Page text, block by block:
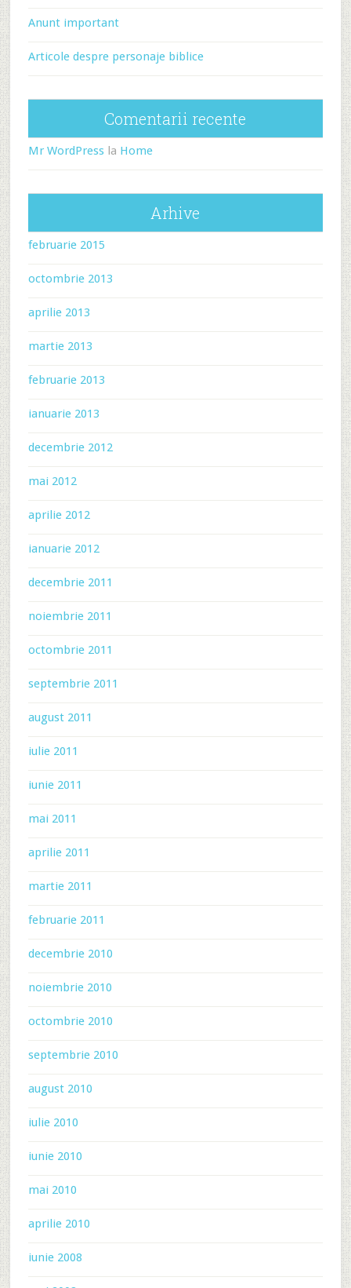
Anunt important
Articole despre personaje biblice
Comentarii recente
Mr WordPressla Home
Arhive
februarie 2015
octombrie 2013
aprilie 2013
martie 2013
februarie 2013
ianuarie 2013
decembrie 2012
mai 2012
aprilie 2012
ianuarie 2012
decembrie 2011
noiembrie 2011
octombrie 2011
septembrie 2011
august 2011
iulie 2011
iunie 2011
mai 2011
aprilie 2011
martie 2011
februarie 2011
decembrie 2010
noiembrie 2010
octombrie 2010
septembrie 2010
august 2010
iulie 2010
iunie 2010
mai 2010
aprilie 2010
iunie 2008